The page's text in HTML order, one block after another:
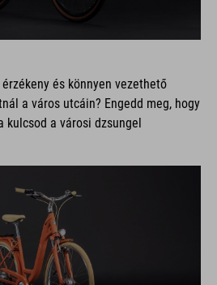
és könnyen vezethető
a város utcáin? Engedd meg, hogy
kulcsod a városi dzsungel